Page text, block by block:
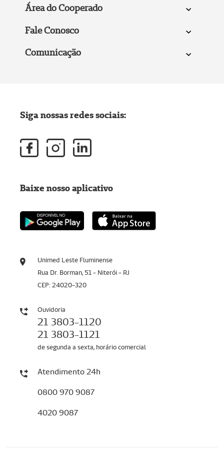
Área do Cooperado
Fale Conosco
Comunicação
Unimed Leste Fluminense
Rua Dr. Borman, 51 - Niterói - RJ
CEP: 24020-320
Ouvidoria
21 3803-1120
21 3803-1121
de segunda a sexta, horário comercial
Atendimento 24h
0800 970 9087
4020 9087
Siga nossas redes sociais:
Baixe nosso aplicativo